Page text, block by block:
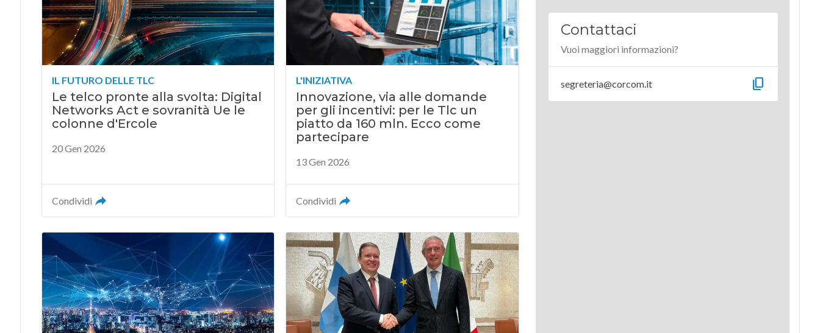
IL FUTURO DELLE TLC
Le telco pronte alla svolta: Digital
Networks Act e sovranità Ue le
colonne d'Ercole
20 Gen 2026
Condividi
L'INIZIATIVA
Innovazione, via alle domande
per gli incentivi: per le Tlc un
piatto da 160 mln. Ecco come
partecipare
13 Gen 2026
Condividi
Contattaci
Vuoi maggiori informazioni?
segreteria@corcom.it content_copy